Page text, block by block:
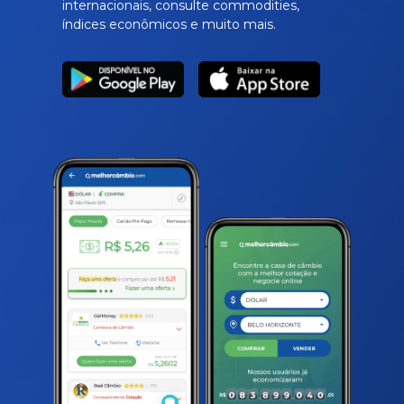
internacionais, consulte commodities,
índices econômicos e muito mais.